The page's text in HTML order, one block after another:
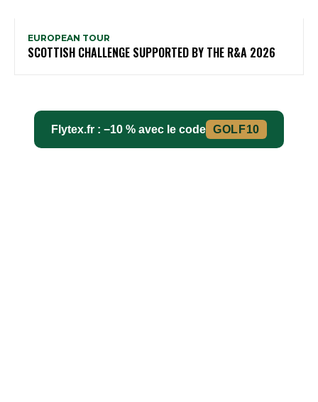
EUROPEAN TOUR
SCOTTISH CHALLENGE SUPPORTED BY THE R&A 2026
Flytex.fr : −10 % avec le code GOLF10